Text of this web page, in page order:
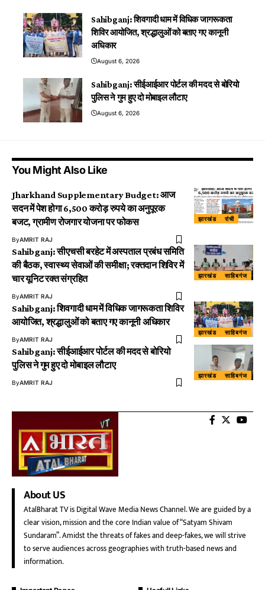
Sahibganj: शिवगादी धाम में विधिक जागरूकता
शिविर आयोजित, श्रद्धालुओं को बताए गए कानूनी
अधिकार
August 6, 2026
Sahibganj: सीईआईआर पोर्टल की मदद से बोरियो
पुलिस ने गुम हुए दो मोबाइल लौटाए
August 6, 2026
You Might Also Like
झारखंड रांची
Jharkhand Supplementary Budget: आज
सदन में पेश होगा 6,500 करोड़ रुपये का अनुपूरक
बजट, ग्रामीण रोजगार योजना पर फोकस
ByAMRIT RAJ
झारखंड साहिबगंज
Sahibganj: सीएचसी बरहेट में अस्पताल प्रबंध समिति
की बैठक, स्वास्थ्य सेवाओं की समीक्षा; रक्तदान शिविर में
चार यूनिट रक्त संग्रहित
ByAMRIT RAJ
झारखंड साहिबगंज
Sahibganj: शिवगादी धाम में विधिक जागरूकता शिविर
आयोजित, श्रद्धालुओं को बताए गए कानूनी अधिकार
ByAMRIT RAJ
झारखंड साहिबगंज
Sahibganj: सीईआईआर पोर्टल की मदद से बोरियो
पुलिस ने गुम हुए दो मोबाइल लौटाए
ByAMRIT RAJ
About US
AtalBharat TV is Digital Wave Media News Channel. We are guided by a
clear vision, mission and the core Indian value of “Satyam Shivam
Sundaram”. Amidst the threats of fakes and deep-fakes, we will strive
to serve audiences across geographies with truth-based news and
information.